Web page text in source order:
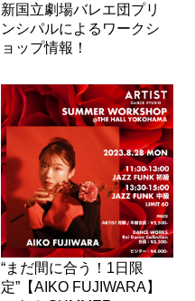
新国立劇場バレエ団プリ
ンシパルによるワークシ
ョップ情報！
“まだ間に合う！1日限
定”【AIKO FUJIWARA】